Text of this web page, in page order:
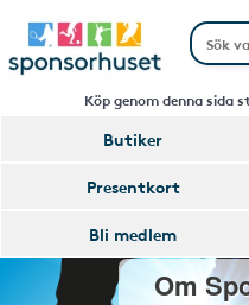
Köp genom denna sida
Butiker
Presentkort
Bli medlem
Om